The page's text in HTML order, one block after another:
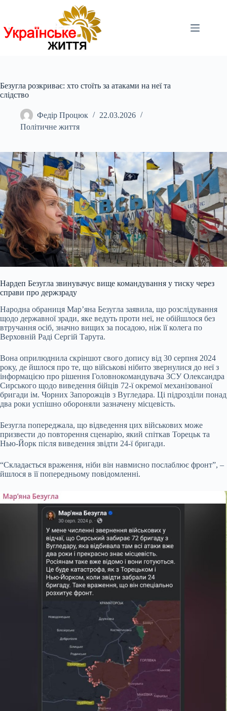
Безугла розкриває: хто стоїть за атаками на неї та
слідство
Федір Процюк
22.03.2026
Політичне життя
Нардеп Безугла звинувачує вище командування у тиску через
справи про держзраду
Народна обраниця Мар’яна Безугла заявила, що розслідування
щодо державної зради, яке ведуть проти неї, не обійшлося без
втручання осіб, значно вищих за посадою, ніж її колега по
Верховній Раді Сергій Тарута.
Вона оприлюднила скріншот свого допису від 30 серпня 2024
року, де йшлося про те, що військові нібито звернулися до неї з
інформацією про рішення Головнокомандувача ЗСУ Олександра
Сирського щодо виведення бійців 72-ї окремої механізованої
бригади ім. Чорних Запорожців з Вугледара. Ці підрозділи понад
два роки успішно обороняли зазначену місцевість.
Безугла попереджала, що відведення цих військових може
призвести до повторення сценарію, який спіткав Торецьк та
Нью-Йорк після виведення звідти 24-ї бригади.
“Складається враження, ніби він навмисно послаблює фронт”, –
йшлося в її попередньому повідомленні.